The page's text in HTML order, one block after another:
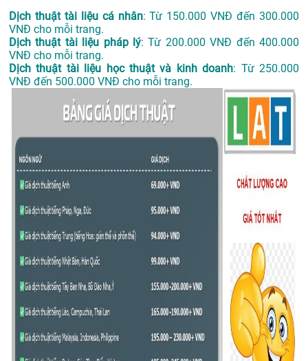
Dịch thuật tài liệu cá nhân: Từ 150.000 VNĐ đến 300.000
VNĐ cho mỗi trang.
Dịch thuật tài liệu pháp lý: Từ 200.000 VNĐ đến 400.000
VNĐ cho mỗi trang.
Dịch thuật tài liệu học thuật và kinh doanh: Từ 250.000
VNĐ đến 500.000 VNĐ cho mỗi trang.